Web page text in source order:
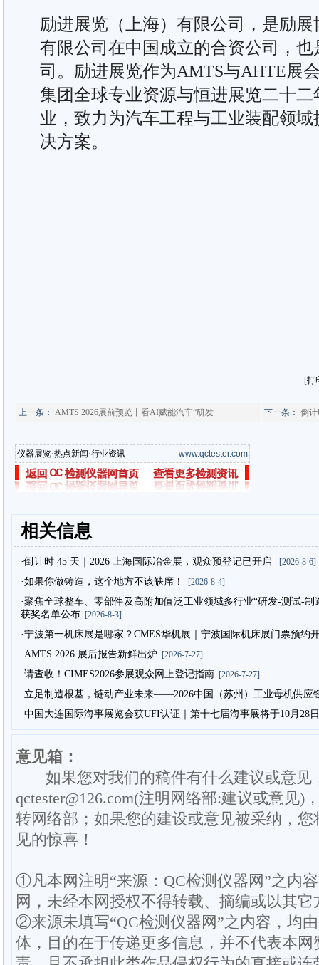
励进展览（上海）有限公司，是励
有限公司在中国成立的合资公司，
司。励进展览作为AMTS与AHTE展
集团全球专业资源与恒进展览二十
业，致力为汽车工程与工业装配领
决方案。
[打
上一条： AMTS 2026展前预览丨看AI赋能汽车“研发 下一条： 倒计
仪器展览·热点新闻·行业资讯 www.qctester.com
相关信息
·倒计时 45 天｜2026 上海国际冶金展，观众预登记已开启 [2026-8-6]
·如果你做铸造，这个地方不该缺席！ [2026-8-4]
·聚焦全球整车、零部件及高附加值泛工业领域多行业“研发-测试-制
获奖名单公布[2026-8-3]
·宁波第一机床展是哪家？CMES华机展｜宁波国际机床展门票预约
·AMTS 2026 展后报告新鲜出炉[2026-7-27]
·请查收！CIMES2026参展观众网上登记指南 [2026-7-27]
·立足制造根基，链动产业未来——2026中国（苏州）工业母机供应
·中国大连国际海事展览会获UFI认证｜第十七届海事展将于10月28
意见箱：
如果您对我们的稿件有什么建议或意见
qctester@126.com(注明网络部:建议或意见)
转网络部；如果您的建设或意见被采纳，
见的惊喜！
①凡本网注明“来源：QC检测仪器网”之内
网，未经本网授权不得转载、摘编或以其它
②来源未填写“QC检测仪器网”之内容，均
体，目的在于传递更多信息，并不代表本